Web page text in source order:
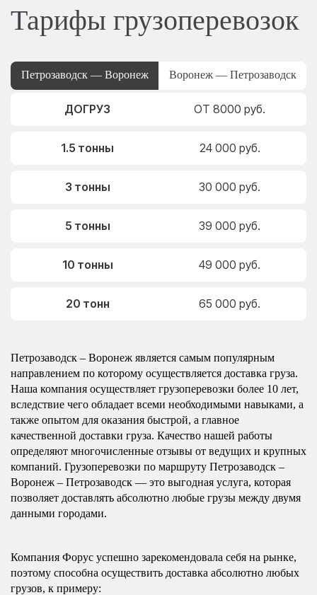
Тарифы грузоперевозок
Петрозаводск — Воронеж Воронеж — Петрозаводск
ДОГРУЗ ОТ 8000 руб.
1.5 тонны 24 000 руб.
3 тонны 30 000 руб.
5 тонны 39 000 руб.
10 тонны 49 000 руб.
20 тонн 65 000 руб.
Петрозаводск – Воронеж является самым популярным
направлением по которому осуществляется доставка груза.
Наша компания осуществляет грузоперевозки более 10 лет,
вследствие чего обладает всеми необходимыми навыками, а
также опытом для оказания быстрой, а главное
качественной доставки груза. Качество нашей работы
определяют многочисленные отзывы от ведущих и крупных
компаний. Грузоперевозки по маршруту Петрозаводск –
Воронеж – Петрозаводск — это выгодная услуга, которая
позволяет доставлять абсолютно любые грузы между двумя
данными городами.
Компания Форус успешно зарекомендовала себя на рынке,
поэтому способна осуществить доставка абсолютно любых
грузов, к примеру: